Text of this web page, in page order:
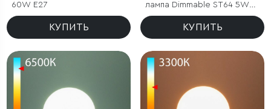
60W E27
КУПИТЬ
лампа Dimmable ST64 5W
2700K E27 тонированная
КУПИТЬ